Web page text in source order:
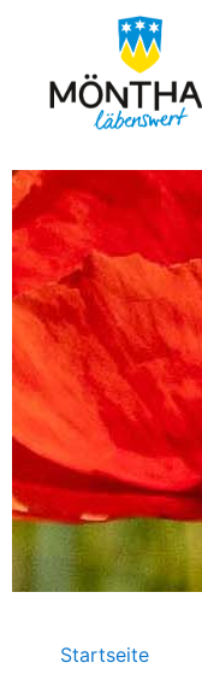
Hauptnavigation
Pfadnavigation
Startseite